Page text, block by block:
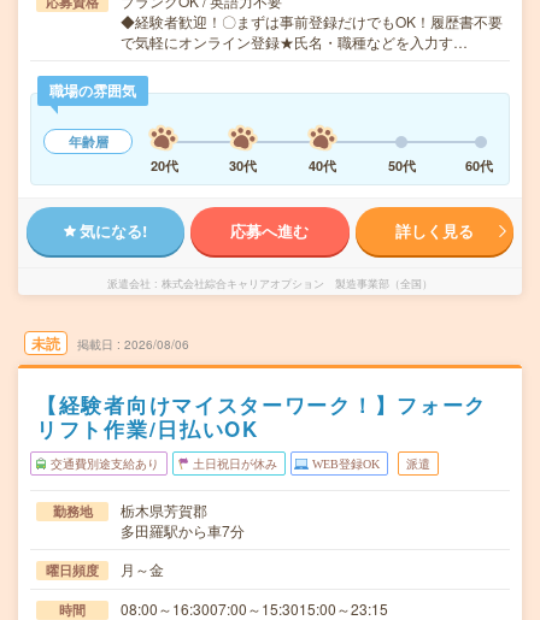
◆経験者歓迎！〇まずは事前登録だけでもOK！履歴書不要
で気軽にオンライン登録★氏名・職種などを入力す…
職場の雰囲気
年齢層
20代
30代 40代 50代 60代
気になる! 応募へ進む 詳しく見る
派遣会社 株式会社綜合キャリアオプション 製造事業部（全国）
未読 掲載日 2026/08/06
【経験者向けマイスターワーク！】フォーク
リフト作業/日払いOK
交通費別途支給あり 土日祝日が休み WEB登録OK 派遣
勤務地
栃木県芳賀郡
多田羅駅から車7分
曜日頻度 月～金
時間 08:00～16:3007:00～15:3015:00～23:15